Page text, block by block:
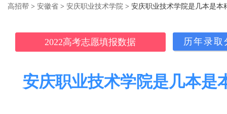
高招帮 > 安徽省 > 安庆职业技术学院 > 安庆职业技术学院是几本是本
2022高考志愿填报数据 历年录
安庆职业技术学院是几本是